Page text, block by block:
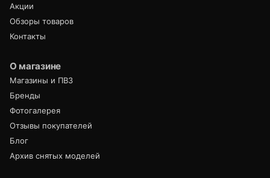
Акции
Обзоры товаров
Контакты
О магазине
Магазины и ПВЗ
Бренды
Фотогалерея
Отзывы покупателей
Блог
Архив снятых моделей